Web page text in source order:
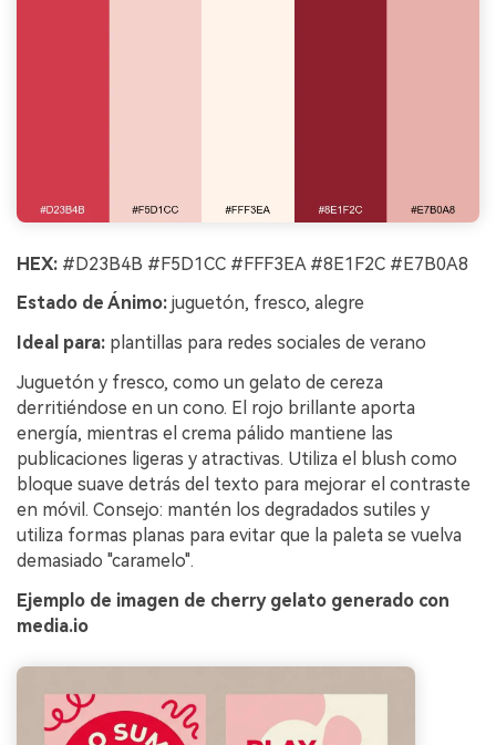
HEX: #D23B4B #F5D1CC #FFF3EA #8E1F2C #E7B0A8
Estado de Ánimo: juguetón, fresco, alegre
Ideal para: plantillas para redes sociales de verano
Juguetón y fresco, como un gelato de cereza
derritiéndose en un cono. El rojo brillante aporta
energía, mientras el crema pálido mantiene las
publicaciones ligeras y atractivas. Utiliza el blush como
bloque suave detrás del texto para mejorar el contraste
en móvil. Consejo: mantén los degradados sutiles y
utiliza formas planas para evitar que la paleta se vuelva
demasiado "caramelo".
Ejemplo de imagen de cherry gelato generado con
media.io